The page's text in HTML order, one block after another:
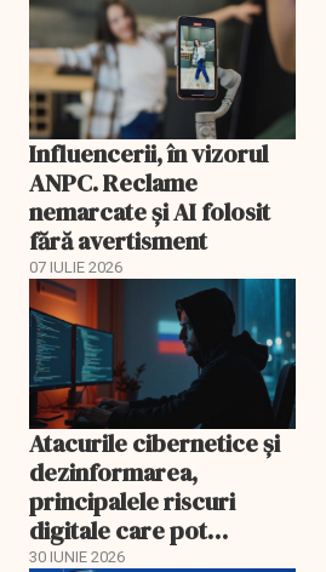
Influencerii, în vizorul
ANPC. Reclame
nemarcate și AI folosit
fără avertisment
07 IULIE 2026
Atacurile cibernetice şi
dezinformarea,
principalele riscuri
digitale care pot
declanşa crize în
30 IUNIE 2026